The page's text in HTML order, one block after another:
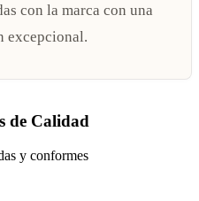
con la marca con una
excepcional.
de Calidad
y conformes